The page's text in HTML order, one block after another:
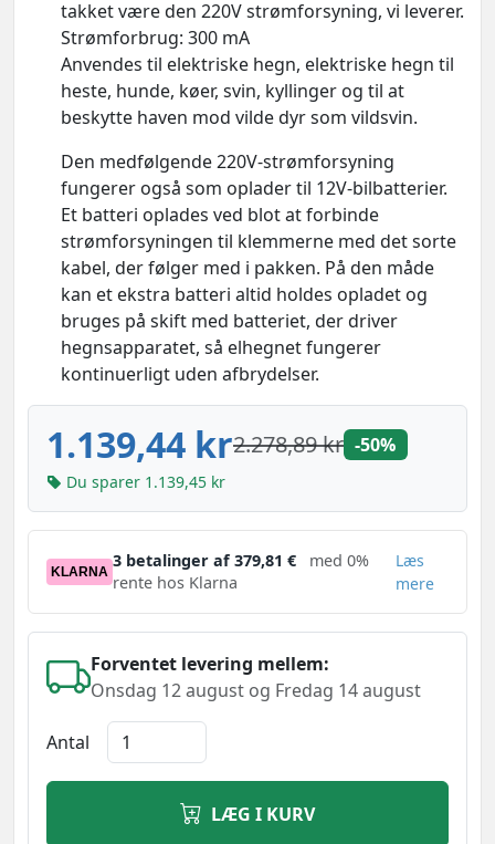
takket være den 220V strømforsyning, vi leverer.
Strømforbrug: 300 mA
Anvendes til elektriske hegn, elektriske hegn til
heste, hunde, køer, svin, kyllinger og til at
beskytte haven mod vilde dyr som vildsvin.
Den medfølgende 220V-strømforsyning
fungerer også som oplader til 12V-bilbatterier.
Et batteri oplades ved blot at forbinde
strømforsyningen til klemmerne med det sorte
kabel, der følger med i pakken. På den måde
kan et ekstra batteri altid holdes opladet og
bruges på skift med batteriet, der driver
hegnsapparatet, så elhegnet fungerer
kontinuerligt uden afbrydelser.
1.139,44 kr2.278,89 kr -50%
Du sparer 1.139,45 kr
KLARNA
3 betalinger af 379,81 €
med 0%
rente hos Klarna
Læs
mere
Forventet levering mellem:
Onsdag 12 august og Fredag 14 august
Antal
LÆG I KURV